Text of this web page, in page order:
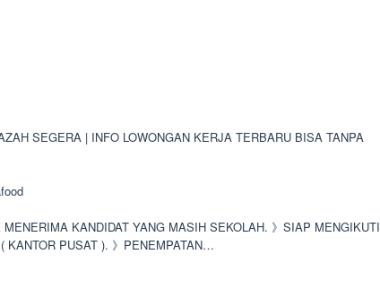
SEGERA | INFO LOWONGAN KERJA TERBARU BISA TANPA
KANDIDAT YANG MASIH SEKOLAH. 》SIAP MENGIKUTI
KANTOR PUSAT ). 》PENEMPATAN…